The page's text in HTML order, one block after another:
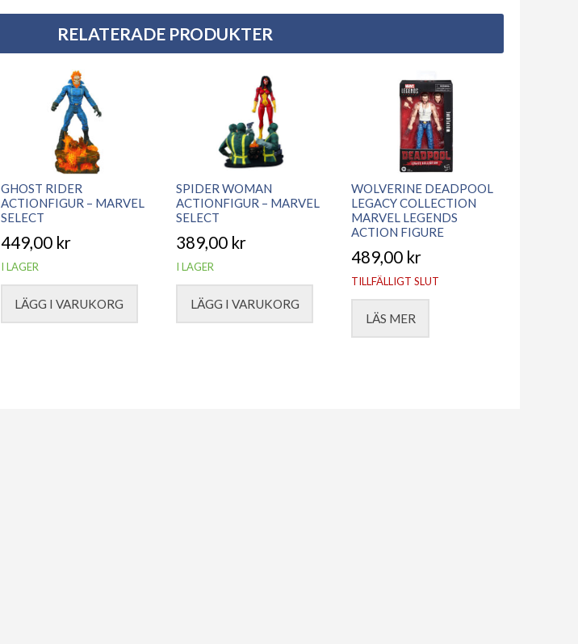
RELATERADE PRODUKTER
GHOST RIDER
ACTIONFIGUR – MARVEL
SELECT
449,00 kr
I LAGER
LÄGG I VARUKORG
SPIDER WOMAN
ACTIONFIGUR – MARVEL
SELECT
389,00 kr
I LAGER
LÄGG I VARUKORG
WOLVERINE DEADPOOL
LEGACY COLLECTION
MARVEL LEGENDS
ACTION FIGURE
489,00 kr
TILLFÄLLIGT SLUT
LÄS MER